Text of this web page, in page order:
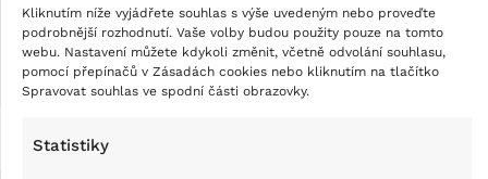
Kliknutím níže vyjádřete souhlas s výše uvedeným nebo proveďte
podrobnější rozhodnutí. Vaše volby budou použity pouze na tomto
webu. Nastavení můžete kdykoli změnit, včetně odvolání souhlasu,
pomocí přepínačů v Zásadách cookies nebo kliknutím na tlačítko
Spravovat souhlas ve spodní části obrazovky.
Statistiky